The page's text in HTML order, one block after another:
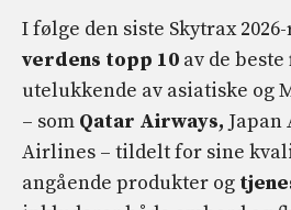
I følge den siste Skytrax
verdens topp 10 av de beste
utelukkende av asiatiske og
– som Qatar Airways, Japan
Airlines – tildelt for sine
angående produkter og